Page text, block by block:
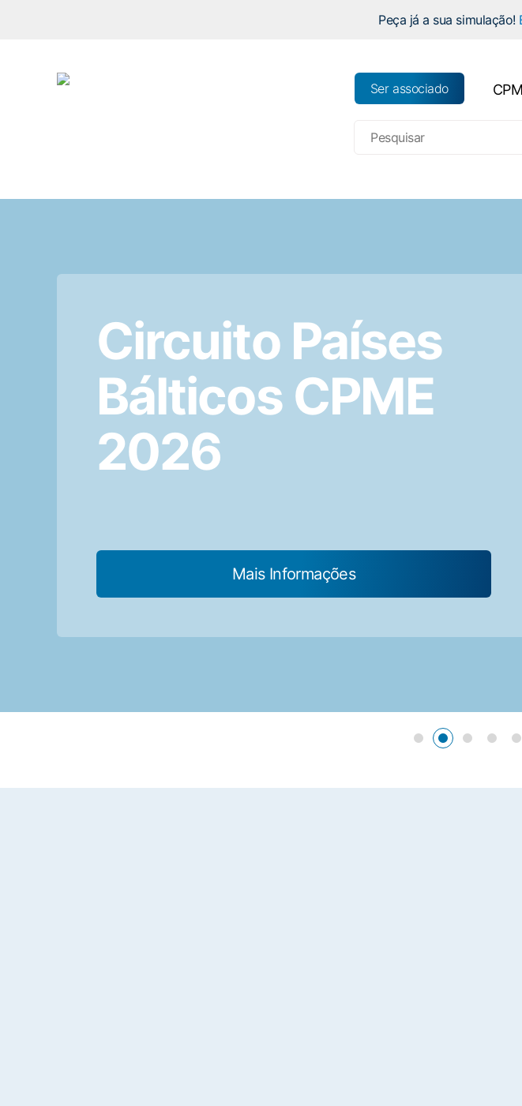
Peça já a sua simulação!
Ser associado
Circuito Países
Bálticos CPME
2026
Mais Informações